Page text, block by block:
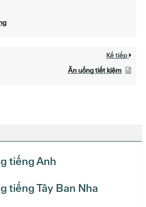
tiếng Anh
tiếng Tây Ban Nha
Kế tiếp
Ăn uống tiết kiệm